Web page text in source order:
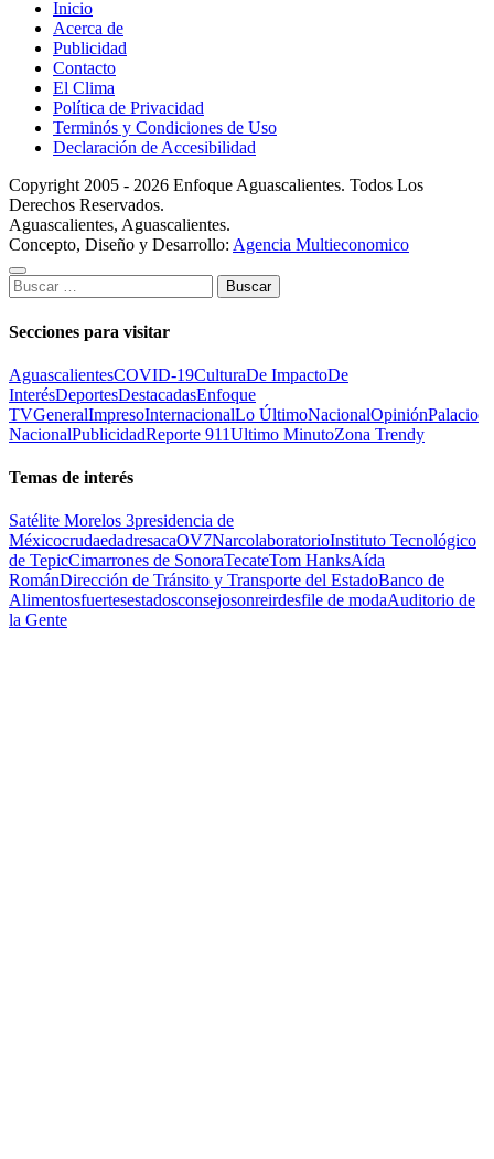
Inicio
Acerca de
Publicidad
Contacto
El Clima
Política de Privacidad
Terminós y Condiciones de Uso
Declaración de Accesibilidad
Copyright 2005 - 2026 Enfoque Aguascalientes. Todos Los
Derechos Reservados.
Aguascalientes, Aguascalientes.
Concepto, Diseño y Desarrollo: Agencia Multieconomico
Buscar:
Secciones para visitar
AguascalientesCOVID-19CulturaDe ImpactoDe
InterésDeportesDestacadasEnfoque
TVGeneralImpresoInternacionalLo ÚltimoNacionalOpiniónPalacio
NacionalPublicidadReporte 911Ultimo MinutoZona Trendy
Temas de interés
Satélite Morelos 3presidencia de
MéxicocrudaedadresacaOV7NarcolaboratorioInstituto Tecnológico
de TepicCimarrones de SonoraTecateTom HanksAída
RománDirección de Tránsito y Transporte del EstadoBanco de
Alimentosfuertesestadosconsejosonreirdesfile de modaAuditorio de
la Gente